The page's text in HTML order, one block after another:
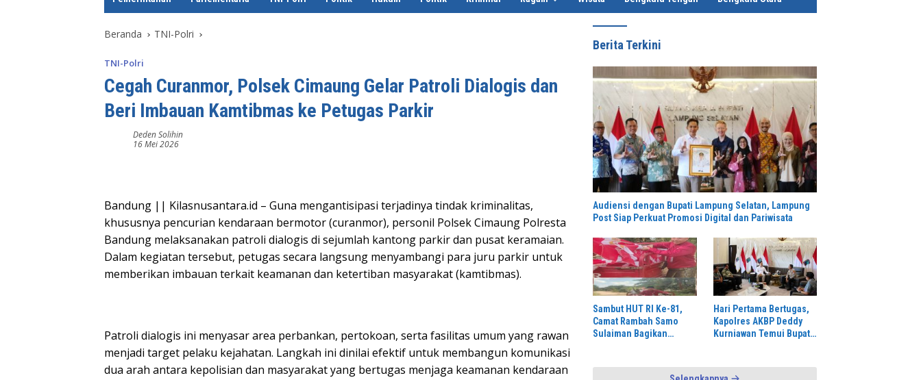
e
Beranda TNI-Polri
TNI-Polri
Cegah Curanmor, Polsek Cimaung Gelar Patroli Dialogis dan
Beri Imbauan Kamtibmas ke Petugas Parkir
Deden Solihin
16 Mei 2026
Bandung || Kilasnusantara.id – Guna mengantisipasi terjadinya tindak kriminalitas,
khususnya pencurian kendaraan bermotor (curanmor), personil Polsek Cimaung Polresta
Bandung melaksanakan patroli dialogis di sejumlah kantong parkir dan pusat keramaian.
Dalam kegiatan tersebut, petugas secara langsung menyambangi para juru parkir untuk
memberikan imbauan terkait keamanan dan ketertiban masyarakat (kamtibmas).
Patroli dialogis ini menyasar area perbankan, pertokoan, serta fasilitas umum yang rawan
menjadi target pelaku kejahatan. Langkah ini dinilai efektif untuk membangun komunikasi
dua arah antara kepolisian dan masyarakat yang bertugas menjaga keamanan kendaraan
Berita Terkini
Audiensi dengan Bupati Lampung Selatan, Lampung
Post Siap Perkuat Promosi Digital dan Pariwisata
Sambut HUT RI Ke-81,
Camat Rambah Samo
Sulaiman Bagikan
Hari Pertama Bertugas,
Kapolres AKBP Deddy
Kurniawan Temui Bupati
Selatan